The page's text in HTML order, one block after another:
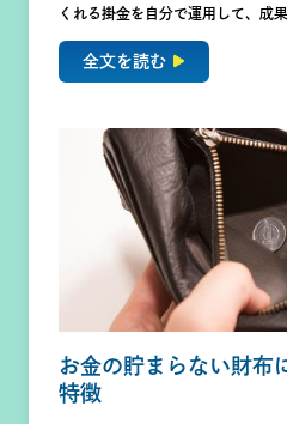
くれる掛金を自分で運用して、成
全文を読む
お金の貯まらない財布
特徴